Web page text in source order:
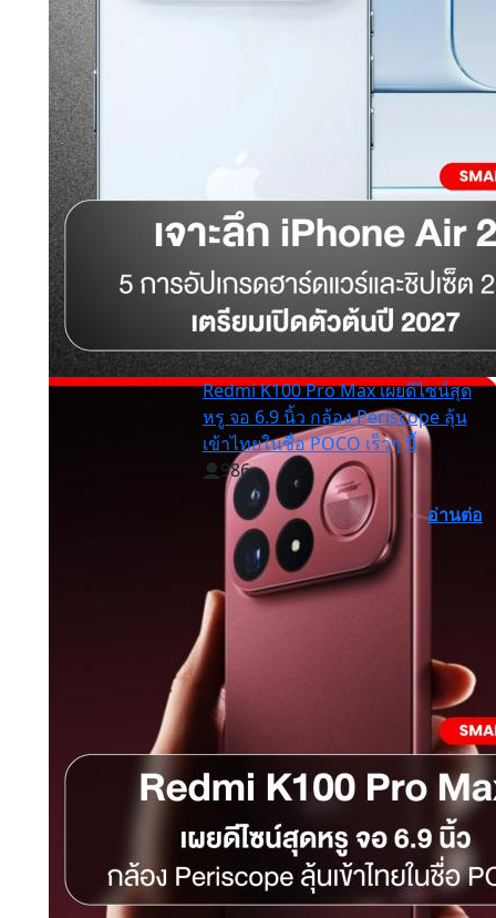
Redmi K100 Pro Max เผยดีไซน์สุด
หรู จอ 6.9 นิ้ว กล้อง Periscope ลุ้น
เข้าไทยในชื่อ POCO เร็วๆ นี้
986
อ่านต่อ